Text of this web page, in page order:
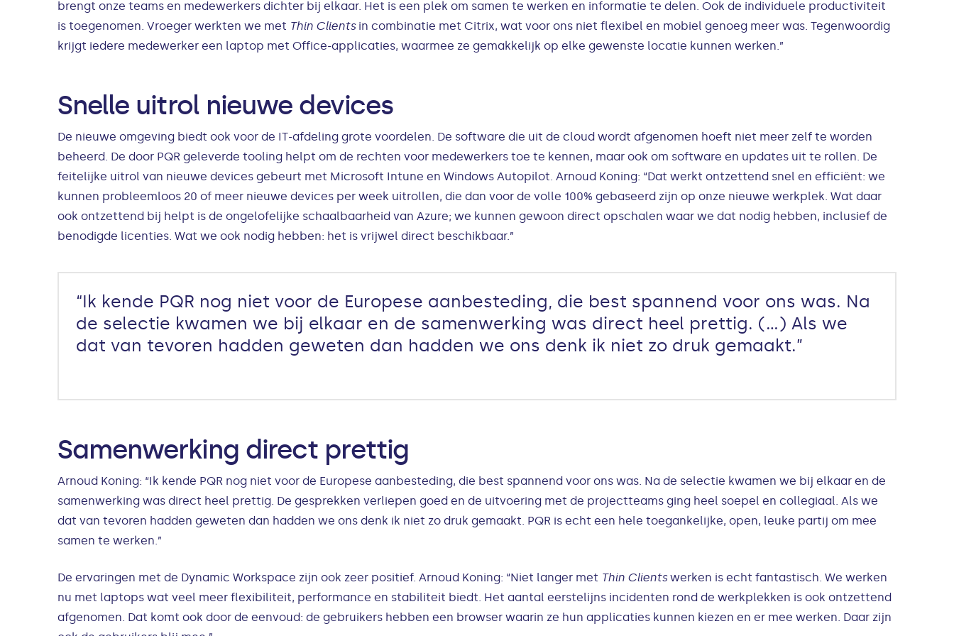
brengt onze teams en medewerkers dichter bij elkaar. Het is een plek om samen te werken en informatie te delen. Ook de individuele productiviteit
is toegenomen. Vroeger werkten we met Thin Clients in combinatie met Citrix, wat voor ons niet flexibel en mobiel genoeg meer was. Tegenwoordig
krijgt iedere medewerker een laptop met Office-applicaties, waarmee ze gemakkelijk op elke gewenste locatie kunnen werken.”
Snelle uitrol nieuwe devices
De nieuwe omgeving biedt ook voor de IT-afdeling grote voordelen. De software die uit de cloud wordt afgenomen hoeft niet meer zelf te worden
beheerd. De door PQR geleverde tooling helpt om de rechten voor medewerkers toe te kennen, maar ook om software en updates uit te rollen. De
feitelijke uitrol van nieuwe devices gebeurt met Microsoft Intune en Windows Autopilot. Arnoud Koning: “Dat werkt ontzettend snel en efficiënt: we
kunnen probleemloos 20 of meer nieuwe devices per week uitrollen, die dan voor de volle 100% gebaseerd zijn op onze nieuwe werkplek. Wat daar
ook ontzettend bij helpt is de ongelofelijke schaalbaarheid van Azure; we kunnen gewoon direct opschalen waar we dat nodig hebben, inclusief de
benodigde licenties. Wat we ook nodig hebben: het is vrijwel direct beschikbaar.”
“Ik kende PQR nog niet voor de Europese aanbesteding, die best spannend voor ons was. Na
de selectie kwamen we bij elkaar en de samenwerking was direct heel prettig. (…) Als we
dat van tevoren hadden geweten dan hadden we ons denk ik niet zo druk gemaakt.”
Samenwerking direct prettig
Arnoud Koning: “Ik kende PQR nog niet voor de Europese aanbesteding, die best spannend voor ons was. Na de selectie kwamen we bij elkaar en de
samenwerking was direct heel prettig. De gesprekken verliepen goed en de uitvoering met de projectteams ging heel soepel en collegiaal. Als we
dat van tevoren hadden geweten dan hadden we ons denk ik niet zo druk gemaakt. PQR is echt een hele toegankelijke, open, leuke partij om mee
samen te werken.”
De ervaringen met de Dynamic Workspace zijn ook zeer positief. Arnoud Koning: “Niet langer met Thin Clientswerken is echt fantastisch. We werken
nu met laptops wat veel meer flexibiliteit, performance en stabiliteit biedt. Het aantal eerstelijns incidenten rond de werkplekken is ook ontzettend
afgenomen. Dat komt ook door de eenvoud: de gebruikers hebben een browser waarin ze hun applicaties kunnen kiezen en er mee werken. Daar zijn